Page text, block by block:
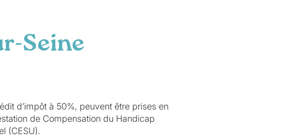
Seine
d’impôt à 50%, peuvent être prises en
de Compensation du Handicap
(CESU).